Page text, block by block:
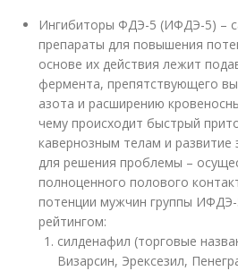
Ингибиторы ФДЭ-5 (ИФДЭ-5) –
препараты для повышения
основе их действия лежит
фермента, препятствующего
азота и расширению
чему происходит быстрый
кавернозным телам и развитие
для решения проблемы –
полноценного полового
потенции мужчин группы
рейтингом:
силденафил (торговые
Визарсин, Эрексезил,